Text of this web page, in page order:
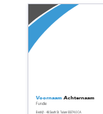
Blog
Functie
Bedrijf - 48 South St. Tulare 93274.0 CA
Voornaam Achternaam